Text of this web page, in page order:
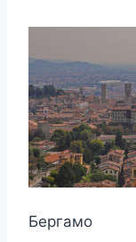
Бергамо